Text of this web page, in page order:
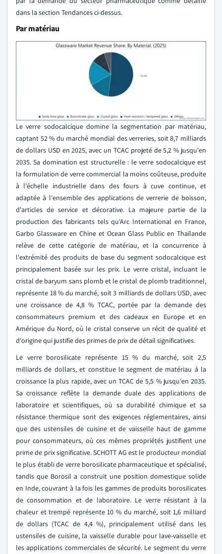
dans la section Tendances ci-dessus.
Par matériau
Le verre sodocalcique domine la segmentation par matériau,
captant 52 % du marché mondial des verreries, soit 8,7 milliards
de dollars USD en 2025, avec un TCAC projeté de 5,2 % jusqu'en
2035. Sa domination est structurelle : le verre sodocalcique est
la formulation de verre commercial la moins coûteuse, produite
à l'échelle industrielle dans des fours à cuve continue, et
adaptée à l'ensemble des applications de verrerie de boisson,
d'articles de service et décorative. La majeure partie de la
production des fabricants tels qu'Arc International en France,
Garbo Glassware en Chine et Ocean Glass Public en Thaïlande
relève de cette catégorie de matériau, et la concurrence à
l'extrémité des produits de base du segment sodocalcique est
principalement basée sur les prix. Le verre cristal, incluant le
cristal de baryum sans plomb et le cristal de plomb traditionnel,
représente 18 % du marché, soit 3 milliards de dollars USD, avec
une croissance de 4,8 % TCAC, portée par la demande des
consommateurs premium et des cadeaux en Europe et en
Amérique du Nord, où le cristal conserve un récit de qualité et
d'origine qui justifie des primes de prix de détail significatives.
Le verre borosilicate représente 15 % du marché, soit 2,5
milliards de dollars, et constitue le segment de matériau à la
croissance la plus rapide, avec un TCAC de 5,5 % jusqu'en 2035.
Sa croissance reflète la demande duale des applications de
laboratoire et scientifiques, où sa durabilité chimique et sa
résistance thermique sont des exigences réglementaires, ainsi
que des ustensiles de cuisine et de vaisselle haut de gamme
pour consommateurs, où ces mêmes propriétés justifient une
prime de prix significative. SCHOTT AG est le producteur mondial
le plus établi de verre borosilicate pharmaceutique et spécialisé,
tandis que Borosil a construit une position domestique solide
en Inde, couvrant à la fois les gammes de produits borosilicates
de consommation et de laboratoire. Le verre résistant à la
chaleur et trempé représente 10 % du marché, soit 1,6 milliard
de dollars (TCAC de 4,4 %), principalement utilisé dans les
ustensiles de cuisine, la vaisselle durable pour lave-vaisselle et
les applications commerciales de sécurité. Le segment du verre